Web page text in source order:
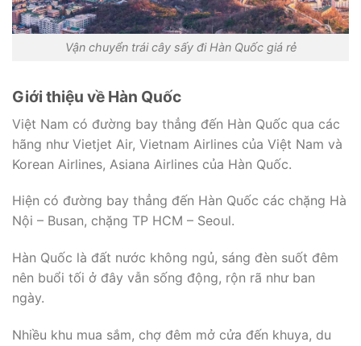
Vận chuyển trái cây sấy đi Hàn Quốc giá rẻ
Giới thiệu về Hàn Quốc
Việt Nam có đường bay thẳng đến Hàn Quốc qua các
hãng như Vietjet Air, Vietnam Airlines của Việt Nam và
Korean Airlines, Asiana Airlines của Hàn Quốc.
Hiện có đường bay thẳng đến Hàn Quốc các chặng Hà
Nội – Busan, chặng TP HCM – Seoul.
Hàn Quốc là đất nước không ngủ, sáng đèn suốt đêm
nên buổi tối ở đây vẫn sống động, rộn rã như ban
ngày.
Nhiều khu mua sắm, chợ đêm mở cửa đến khuya, du